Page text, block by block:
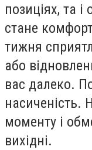
позицiях, та i
стане
тижня
або
вас далеко.
насиченiсть.
моменту i
вихiднi.